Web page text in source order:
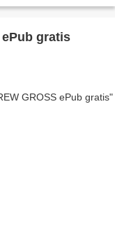
ePub gratis